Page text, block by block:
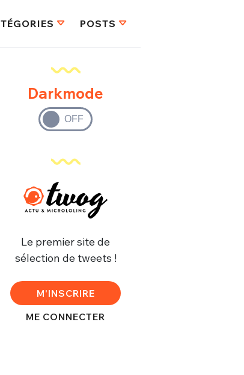
POSTS
Darkmode
Le premier site de
sélection de tweets !
M'INSCRIRE
ME CONNECTER